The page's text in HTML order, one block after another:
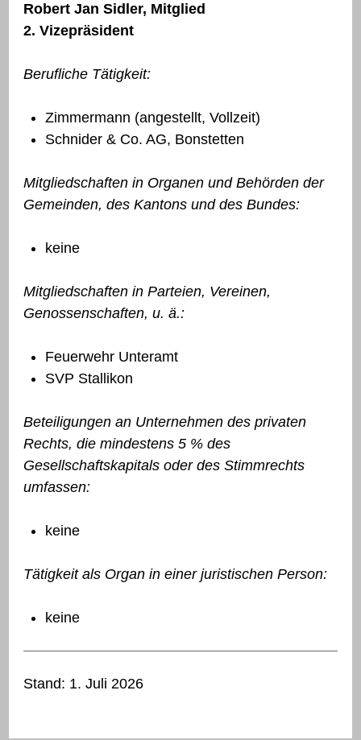
Robert Jan Sidler, Mitglied
2. Vizepräsident
Berufliche Tätigkeit:
Zimmermann (angestellt, Vollzeit)
Schnider & Co. AG, Bonstetten
Mitgliedschaften in Organen und Behörden der
Gemeinden, des Kantons und des Bundes:
keine
Mitgliedschaften in Parteien, Vereinen,
Genossenschaften, u. ä.:
Feuerwehr Unteramt
SVP Stallikon
Beteiligungen an Unternehmen des privaten
Rechts, die mindestens 5 % des
Gesellschaftskapitals oder des Stimmrechts
umfassen:
keine
Tätigkeit als Organ in einer juristischen Person:
keine
Stand: 1. Juli 2026